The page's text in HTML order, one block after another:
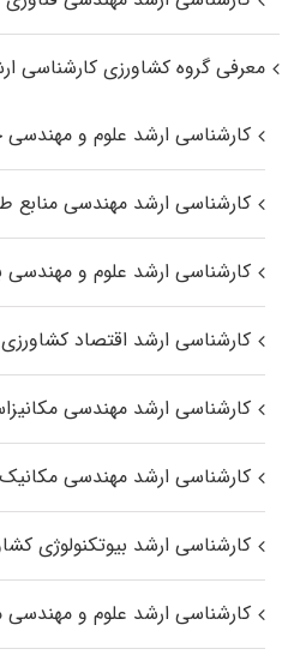
معرفی گروه کشاورزی کارشناسی
کارشناسی ارشد علوم و
کارشناسی ارشد مهندسی منابع
کارشناسی ارشد علوم و مهندسی
کارشناسی ارشد اقتصاد کشاورزی
کارشناسی ارشد مهندسی
کارشناسی ارشد مهندسی
کارشناسی ارشد بیوتکنولوژی
کارشناسی ارشد علوم و مهندسی